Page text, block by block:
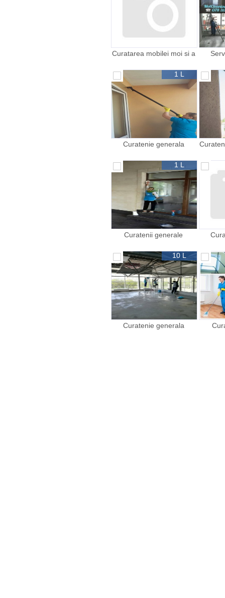
Curatarea mobilei moi si a
1 L
Curatenie generala
curatenii dupa reparatie
1 L
Curatenii generale
curatenii dupa reparatie
10 L
Curatenie generala